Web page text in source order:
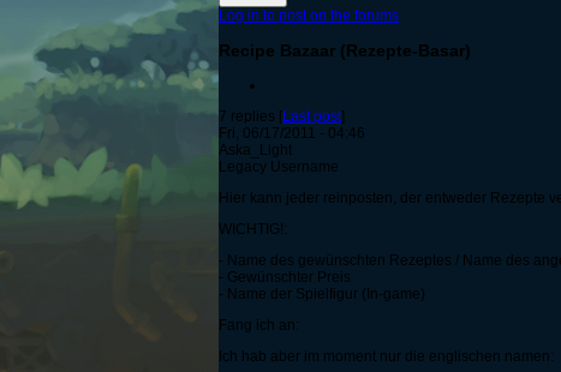
Log in to post on the forums
Recipe Bazaar (Rezepte-Basar)
7 replies [Last post]
Fri, 06/17/2011 - 04:46
Aska_Light
Legacy Username
Hier kann jeder reinposten, der entweder Rezepte
WICHTIG!:
- Name des gewünschten Rezeptes / Name des
- Gewünschter Preis
- Name der Spielfigur (In-game)
Fang ich an:
Ich hab aber im moment nur die englischen namen: